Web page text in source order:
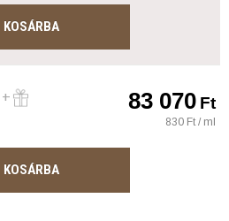
KOSÁRBA
83 070Ft
830 Ft / ml
KOSÁRBA